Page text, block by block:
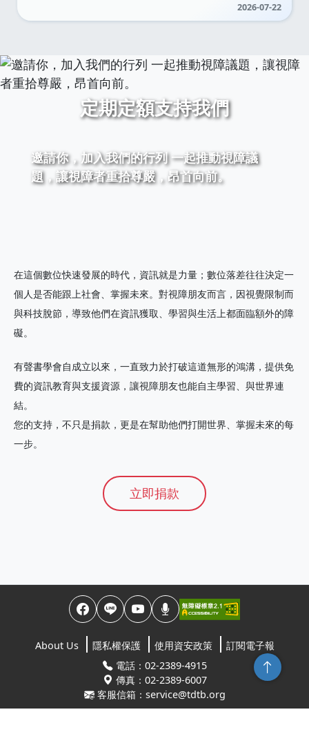
2026-07-22
定期定額支持我們
邀請你，加入我們的行列 一起推動視障議
題，讓視障者重拾尊嚴，昂首向前。
在這個數位快速發展的時代，資訊就是力量；數位落差往往決定一
個人是否能跟上社會、掌握未來。對視障朋友而言，因視覺限制而
與科技脫節，導致他們在資訊獲取、學習與生活上都面臨額外的障
礙。
有聲書學會自成立以來，一直致力於打破這道無形的鴻溝，提供免
費的資訊教育與支援資源，讓視障朋友也能自主學習、與世界連
結。
您的支持，不只是捐款，更是在幫助他們打開世界、掌握未來的每
一步。
立即捐款
About Us 隱私權保護 使用資安政策
訂閱電子報
電話：02-2389-4915
傳真：02-2389-6007
客服信箱：service@tdtb.org
地址：10845台北市萬華區康定路64號5樓